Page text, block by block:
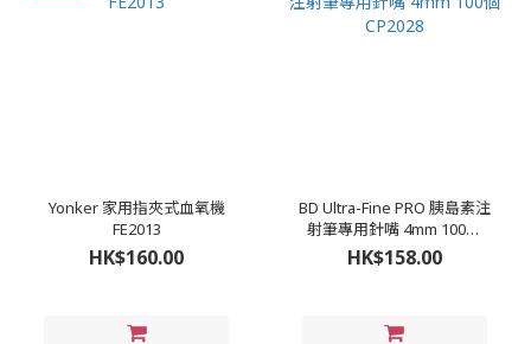
Yonker 家用指夾式血氧機
FE2013
HK$160.00
BD Ultra-Fine PRO 胰島素注
射筆專用針嘴 4mm 100個
CP2028
HK$158.00